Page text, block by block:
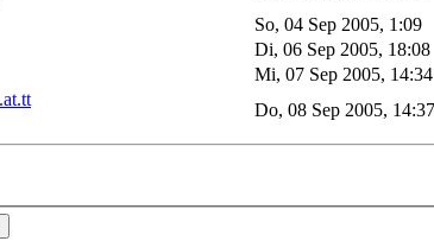
So, 04 Sep 2005, 1:09
Di, 06 Sep 2005, 18:08
Mi, 07 Sep 2005, 14:34
Do, 08 Sep 2005, 14:37